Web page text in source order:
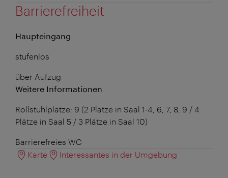
Barrierefreiheit
Haupteingang
stufenlos
über Aufzug
Weitere Informationen
Rollstuhlplätze: 9 (2 Plätze in Saal 1-4, 6, 7, 8, 9 / 4
Plätze in Saal 5 / 3 Plätze in Saal 10)
Barrierefreies WC
Karte
Interessantes in der Umgebung